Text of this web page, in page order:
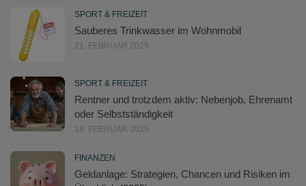
SPORT & FREIZEIT
Sauberes Trinkwasser im Wohnmobil
21. FEBRUAR 2025
SPORT & FREIZEIT
Rentner und trotzdem aktiv: Nebenjob, Ehrenamt
oder Selbstständigkeit
18. FEBRUAR 2025
FINANZEN
Geldanlage: Strategien, Chancen und Risiken im